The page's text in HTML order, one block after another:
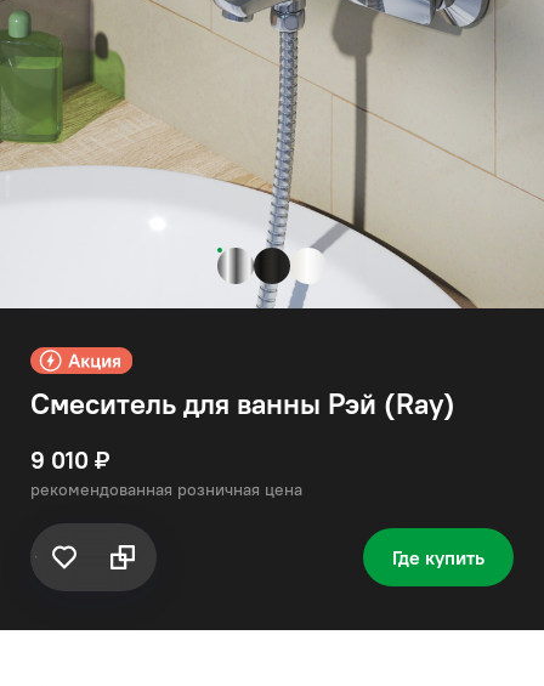
Смеситель для ванны Рэй (Ray)
9 010 ₽
рекомендованная розничная цена
Где купить